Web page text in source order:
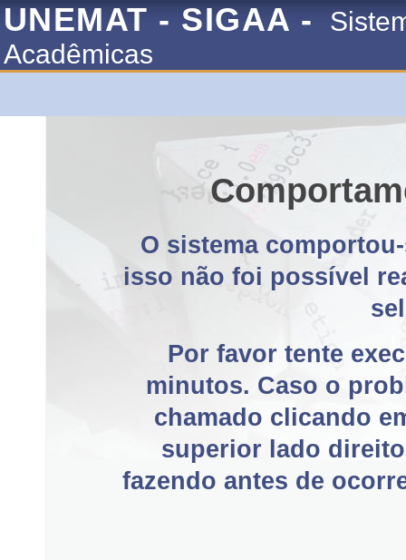
UNEMAT - SIGAA -
Acadêmicas
O sistema
isso não foi possível
Por favor tente
minutos. Caso o
chamado clicando
superior lado
fazendo antes de